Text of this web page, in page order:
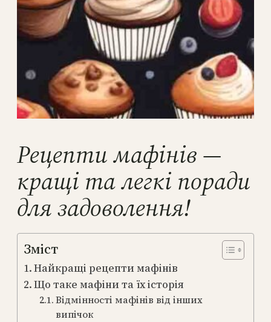
Рецепти мафінів —
кращі та легкі поради
для задоволення!
Зміст
Найкращі рецепти мафінів
Що таке мафіни та їх історія
Відмінності мафінів від інших
випічок